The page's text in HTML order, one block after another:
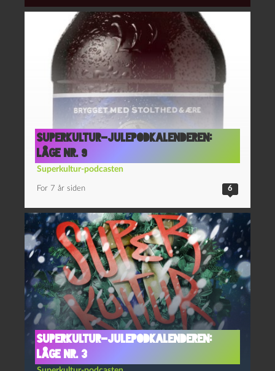
Superkultur-julepodkalenderen:
Låge nr. 9
Superkultur-podcasten
For 7 år siden 6
Superkultur-julepodkalenderen:
Låge nr. 3